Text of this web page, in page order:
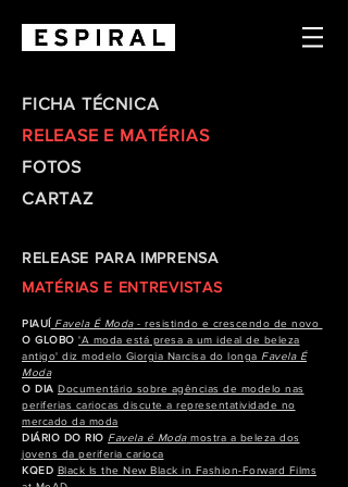
FICHA TÉCNICA
RELEASE E MATÉRIAS
FOTOS
CARTAZ
RELEASE PARA IMPRENSA
MATÉRIAS E ENTREVISTAS
PIAUÍ Favela É Moda- resistindo e crescendo de novo
O GLOBO 'A moda está presa a um ideal de beleza
antigo' diz modelo Giorgia Narcisa do longa Favela É
Moda
O DIA Documentário sobre agências de modelo nas
periferias cariocas discute a representatividade no
mercado da moda
DIÁRIO DO RIO Favela é Modamostra a beleza dos
jovens da periferia carioca
KQED Black Is the New Black in Fashion-Forward Films